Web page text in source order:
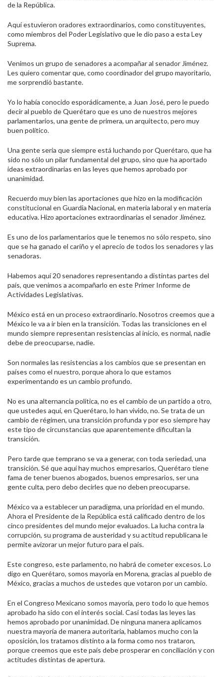
de la República.
Aquí estuvieron oradores extraordinarios, como constituyentes,
como miembros del Poder Legislativo que le dio paso a esta Ley
Suprema.
Venimos un grupo de senadores a acompañar al senador Jiménez.
Les quiero comentar que, como coordinador del grupo mayoritario,
me sorprendió bastante.
Yo lo había conocido esporádicamente, a Juan José, pero le puedo
decir al pueblo de Querétaro que es uno de nuestros mejores
parlamentarios, una gente de primera, un arquitecto, pero muy
buen político.
Una gente seria que siempre está luchando por Querétaro, que ha
sido no sólo un pilar fundamental del grupo, sino que ha aportado
ideas extraordinarias en las leyes que hemos aprobado por
unanimidad.
Recuerdo muy bien las aportaciones que hizo en la modificación
constitucional en Guardia Nacional, en materia laboral y en materia
educativa. Hizo aportaciones extraordinarias el senador Jiménez.
Es uno de los parlamentarios que le tenemos no sólo respeto, sino
que se ha ganado el cariño y el aprecio de todos los senadores y las
senadoras.
Habemos aquí 20 senadores representando a distintas partes del
país, que venimos a acompañarlo en este Primer Informe de
Actividades Legislativas.
México está en un proceso extraordinario. Nosotros creemos que a
México le va a ir bien en la transición. Todas las transiciones en el
mundo siempre representan resistencias al inicio, es normal, nadie
debe de preocuparse, nadie.
Son normales las resistencias a los cambios que se presentan en
países como el nuestro, porque ahora lo que estamos
experimentando es un cambio profundo.
No es una alternancia política, no es el cambio de un partido a otro,
que ustedes aquí, en Querétaro, lo han vivido, no. Se trata de un
cambio de régimen, una transición profunda y por eso siempre hay
este tipo de circunstancias que aparentemente dificultan la
transición.
Pero tarde que temprano se va a generar, con toda seriedad, una
transición. Sé que aquí hay muchos empresarios, Querétaro tiene
fama de tener buenos abogados, buenos empresarios, ser una
gente culta, pero debo decirles que no deben preocuparse.
México va a establecer un paradigma, una prioridad en el mundo.
Ahora el Presidente de la República está calificado dentro de los
cinco presidentes del mundo mejor evaluados. La lucha contra la
corrupción, su programa de austeridad y su actitud republicana le
permite avizorar un mejor futuro para el país.
Este congreso, este parlamento, no habrá de cometer excesos. Lo
digo en Querétaro, somos mayoría en Morena, gracias al pueblo de
México, gracias a muchos de ustedes que votaron por un cambio.
En el Congreso Mexicano somos mayoría, pero todo lo que hemos
aprobado ha sido con el interés social. Casi todas las leyes las
hemos aprobado por unanimidad. De ninguna manera aplicamos
nuestra mayoría de manera autoritaria, hablamos mucho con la
oposición, los tratamos distinto a la forma como nos trataron,
porque creemos que este país debe prosperar en conciliación y con
actitudes distintas de apertura.